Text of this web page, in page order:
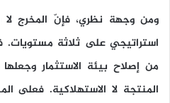
ومن وجهة نظري، فإنّ المخرج
استراتيجي على ثلاثة مستويات.
من إصلاح بيئة الاستثمار
المنتجة لا الاستهلاكية. فعلى